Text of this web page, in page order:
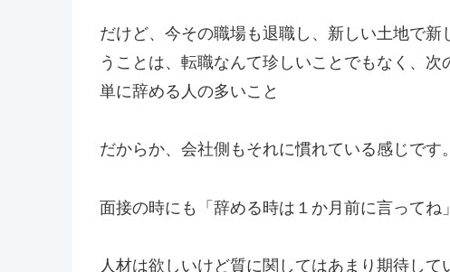
だけど、今その職場も退職し、新しい土地で
うことは、転職なんて珍しいことでもなく、
単に辞める人の多いこと
だからか、会社側もそれに慣れている感じです。
面接の時にも「辞める時は１か月前に言ってね
人材は欲しいけど質に関してはあまり期待して